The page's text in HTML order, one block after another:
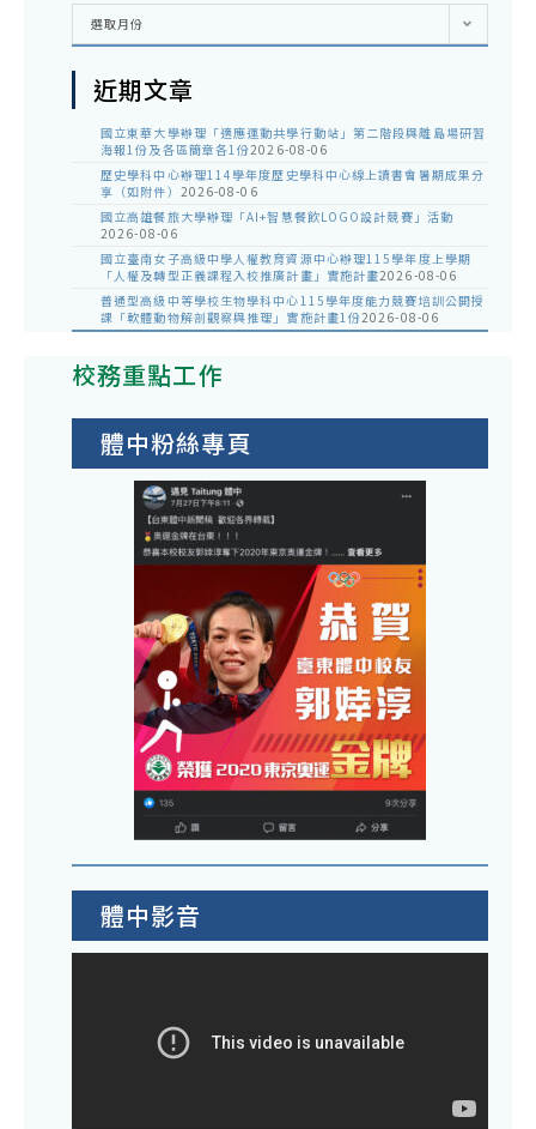
彙
選取月份
近期文章
國立東華大學辦理「適應運動共學行動站」第二階段與離島場研習
海報1份及各區簡章各1份2026-08-06
歷史學科中心辦理114學年度歷史學科中心線上讀書會暑期成果分
享（如附件） 2026-08-06
國立高雄餐旅大學辦理「AI+智慧餐飲LOGO設計競賽」活動
2026-08-06
國立臺南女子高級中學人權教育資源中心辦理115學年度上學期
「人權及轉型正義課程入校推廣計畫」實施計畫2026-08-06
普通型高級中等學校生物學科中心115學年度能力競賽培訓公開授
課「軟體動物解剖觀察與推理」實施計畫1份2026-08-06
校務重點工作
體中粉絲專頁
體中影音